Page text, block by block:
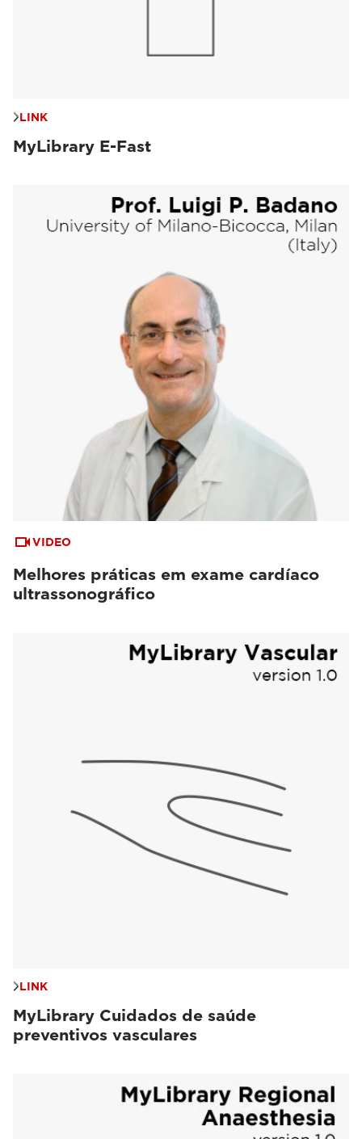
LINK
MyLibrary E-Fast
VIDEO
Melhores práticas em exame cardíaco
ultrassonográfico
LINK
MyLibrary Cuidados de saúde
preventivos vasculares